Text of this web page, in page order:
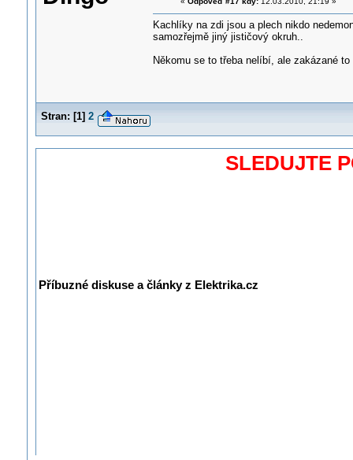
Kachlíky na zdi jsou a plech nikdo
samozřejmě jiný jističový okruh..
Někomu se to třeba nelíbí, ale zakázané to
Stran: [1] 2
SLEDUJTE
Příbuzné diskuse a články z Elektrika.cz